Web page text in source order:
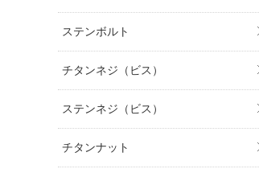
ステンボルト
チタンネジ（ビス）
ステンネジ（ビス）
チタンナット